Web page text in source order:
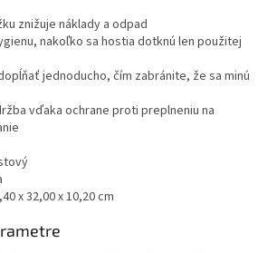
znižuje náklady a odpad
nakoľko sa hostia dotknú len použitej
jednoducho, čím zabránite, že sa minú
vďaka ochrane proti preplneniu na
x 32,00 x 10,20 cm